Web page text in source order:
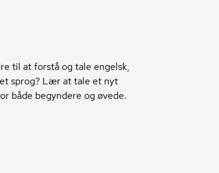
til at forstå og tale engelsk,
sprog? Lær at tale et nyt
både begyndere og øvede.